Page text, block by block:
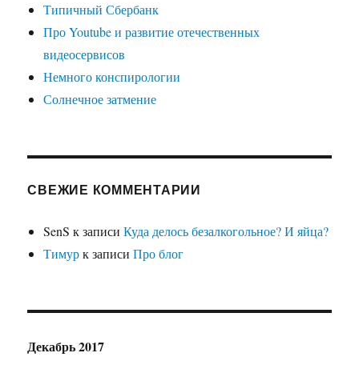
Типичный Сбербанк
Про Youtube и развитие отечественных
видеосервисов
Немного конспирологии
Солнечное затмение
СВЕЖИЕ КОММЕНТАРИИ
SenS к записиКуда делось безалкогольное? И яйца?
Тимурк записиПро блог
Декабрь 2017